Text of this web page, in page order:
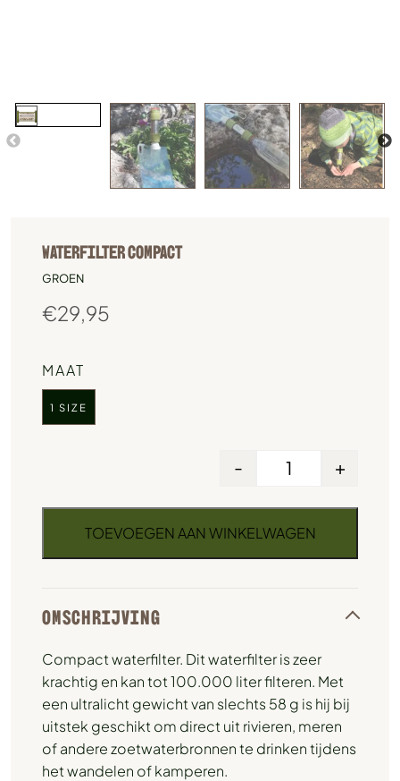
WATERFILTER COMPACT
GROEN
€29,95
MAAT
1 SIZE
- +
TOEVOEGEN AAN WINKELWAGEN
OMSCHRIJVING
Compact waterfilter. Dit waterfilter is zeer
krachtig en kan tot 100.000 liter filteren. Met
een ultralicht gewicht van slechts 58 g is hij bij
uitstek geschikt om direct uit rivieren, meren
of andere zoetwaterbronnen te drinken tijdens
het wandelen of kamperen.